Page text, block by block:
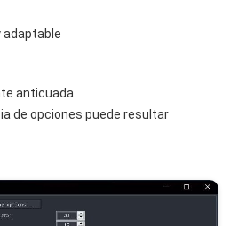
adaptable
anticuada
de opciones puede resultar